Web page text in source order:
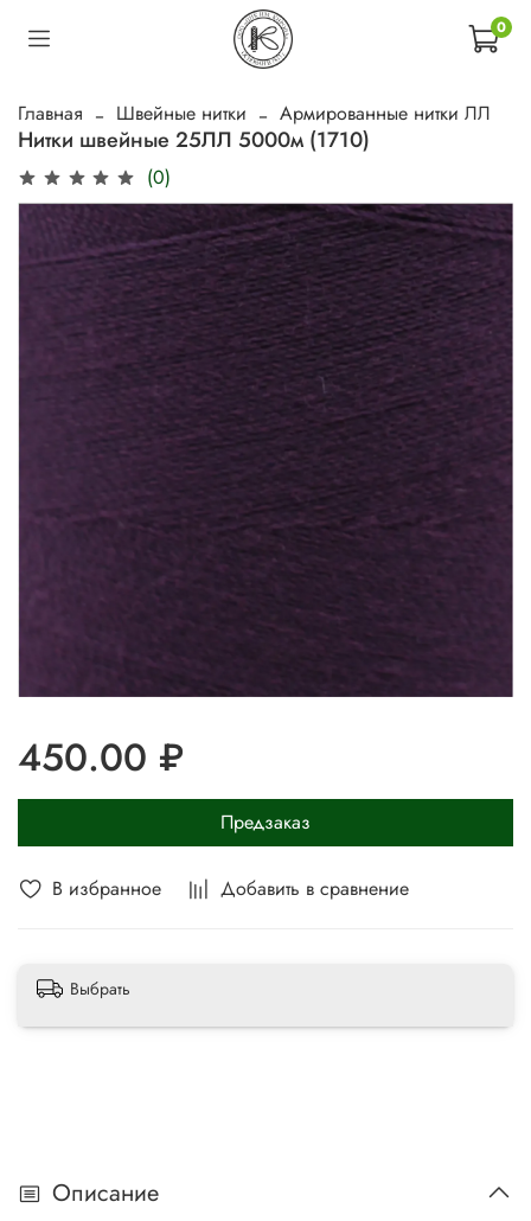
0
Главная Швейные нитки Армированные нитки ЛЛ
Нитки швейные 25ЛЛ 5000м (1710)
(0)
В избранное Добавить в сравнение
450.00 ₽
Предзаказ
Выбрать
Описание